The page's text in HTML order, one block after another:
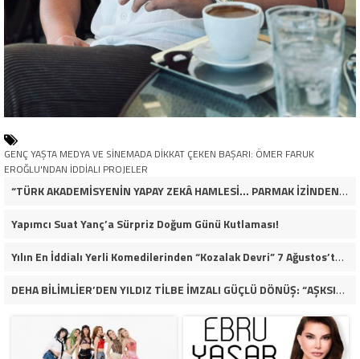
GENÇ YAŞTA MEDYA VE SİNEMADA DİKKAT ÇEKEN BAŞARI: ÖMER FARUK
EROĞLU'NDAN İDDİALI PROJELER
“TÜRK AKADEMİSYENİN YAPAY ZEKÂ HAMLESİ… PARMAK İZİNDEN KİŞİYE ÖZEL ANALİZ”
Yapımcı Suat Yanç’a Sürpriz Doğum Günü Kutlaması!
Yılın En İddialı Yerli Komedilerinden “Kozalak Devri” 7 Ağustos’ta Vizyonda
DEHA BİLİMLİER’DEN YILDIZ TİLBE İMZALI GÜÇLÜ DÖNÜŞ: “AŞKSIZ PRENS”